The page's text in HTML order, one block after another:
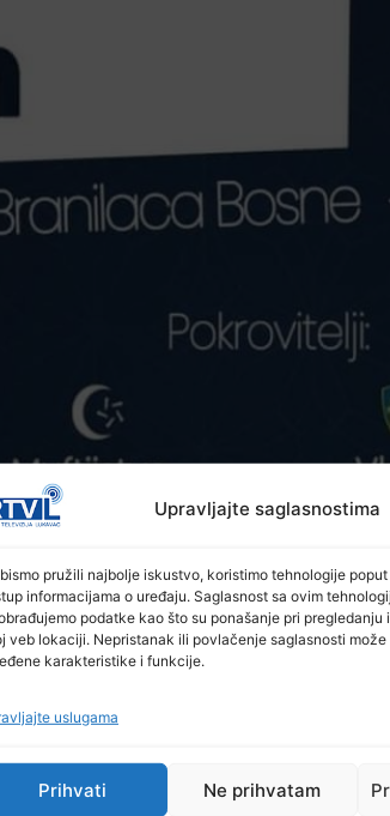
Upravljajte saglasnostima
pružili najbolje iskustvo, koristimo tehnologije
informacijama o uređaju. Saglasnost sa ovim
podatke kao što su ponašanje pri
veb lokaciji. Nepristanak ili povlačenje saglasnosti
karakteristike i funkcije.
uslugama
Prihvati Ne prihvatam
2024. godine (utorak) u Lukavcu
kasida“Bajram mi dođe”.